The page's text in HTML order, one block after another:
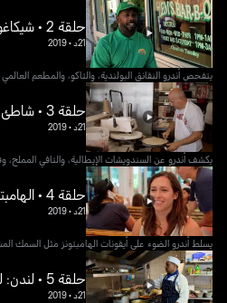
حلقة 2 • شيكاغو: لذة جديدة
21د •
2019
يتفحص أندرو النقانق البولندية، والتاكو، والمطعم
حلقة 3 • شاطئ جيرسي
21د •
2019
يكشف أندرو عن السندويشات الإيطالية، والتافي
حلقة 4 • الهامبتونز
21د •
2019
يسلط أندرو الضوء على أيقونات الهامبتونز مثل السمك
حلقة 5 • لندن: لذة جديدة
21د •
2019